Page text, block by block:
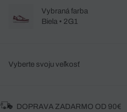
Vybraná farba
Biela • 2G1
Vyberte svoju veľkosť
DOPRAVA ZADARMO OD 90€